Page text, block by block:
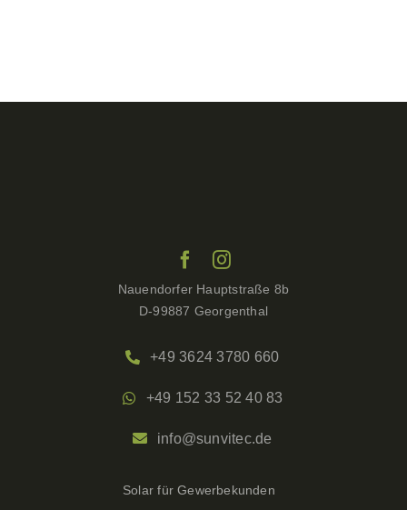
Nauendorfer Hauptstraße 8b
D-99887 Georgenthal
+49 3624 3780 660
+49 152 33 52 40 83
info@sunvitec.de
Solar für Gewerbekunden